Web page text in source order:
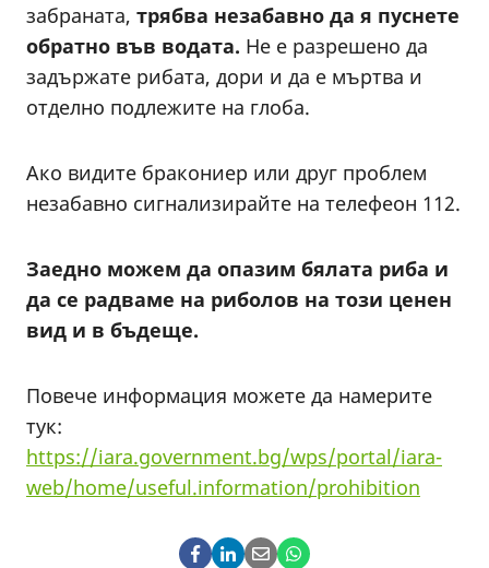
забраната, трябва незабавно да я пуснете
обратно във водата. Не е разрешено да
задържате рибата, дори и да е мъртва и
отделно подлежите на глоба.
Ако видите бракониер или друг проблем
незабавно сигнализирайте на телефеон 112.
Заедно можем да опазим бялата риба и
да се радваме на риболов на този ценен
вид и в бъдеще.
Повече информация можете да намерите
тук:
https://iara.government.bg/wps/portal/iara-
web/home/useful.information/prohibition